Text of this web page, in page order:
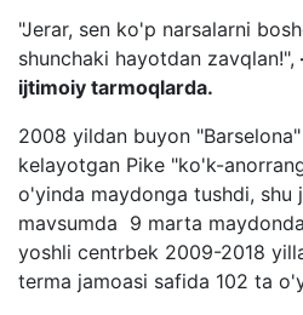
"Jerar, sen ko'p narsalarni
shunchaki hayotdan zavqlan!",
ijtimoiy tarmoqlarda.
2008 yildan buyon
kelayotgan Pike "ko'k-
o'yinda maydonga tushdi, shu
mavsumda 9 marta
yoshli centrbek 2009-2018
terma jamoasi safida 102 ta